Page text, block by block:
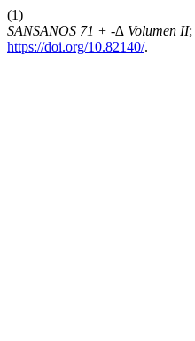
(1)
SANSANOS 71 + -∆ Volumen II;
https://doi.org/10.82140/.